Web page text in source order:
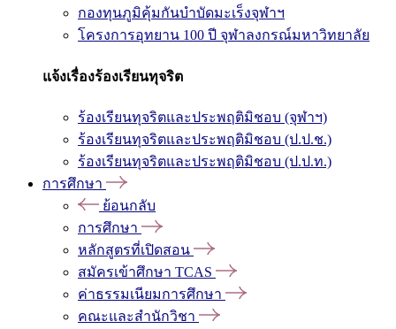
กองทุนภูมิคุ้มกันบำบัดมะเร็งจุฬาฯ
โครงการอุทยาน 100 ปี จุฬาลงกรณ์มหาวิทยาลัย
แจ้งเรื่องร้องเรียนทุจริต
ร้องเรียนทุจริตและประพฤติมิชอบ (จุฬาฯ)
ร้องเรียนทุจริตและประพฤติมิชอบ (ป.ป.ช.)
ร้องเรียนทุจริตและประพฤติมิชอบ (ป.ป.ท.)
การศึกษา
ย้อนกลับ
การศึกษา
หลักสูตรที่เปิดสอน
สมัครเข้าศึกษา TCAS
ค่าธรรมเนียมการศึกษา
คณะและสำนักวิชา